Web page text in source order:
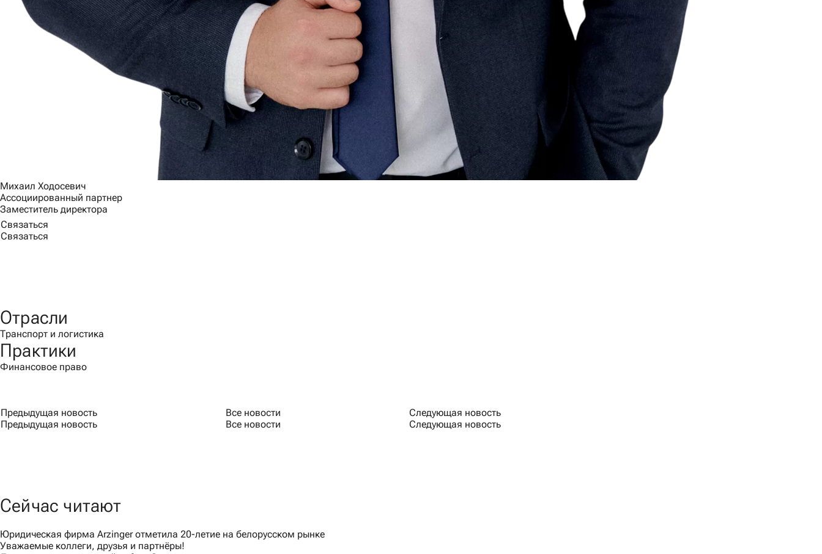
Михаил Ходосевич
Ассоциированный партнер
Заместитель директора
Связаться
Связаться
Отрасли
Транспорт и логистика
Практики
Финансовое право
Предыдущая новость
Предыдущая новость
Все новости
Все новости
Следующая новость
Следующая новость
Сейчас читают
Юридическая фирма Arzinger отметила 20-летие на белорусском рынке
Уважаемые коллеги, друзья и партнёры!